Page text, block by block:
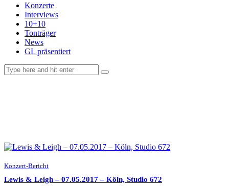
Konzerte
Interviews
10+10
Tonträger
News
GL präsentiert
Konzert-Bericht
Lewis & Leigh – 07.05.2017 – Köln, Studio 672